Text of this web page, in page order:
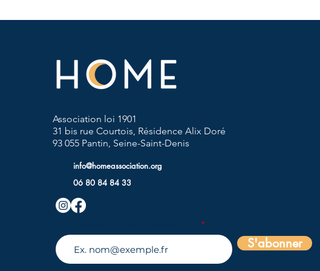
Association loi 1901
31 bis rue Courtois, Résidence Alix Doré
93 055 Pantin, Seine-Saint-Denis
info@homeassociation.org
06 80 84 84 33
S'abonner